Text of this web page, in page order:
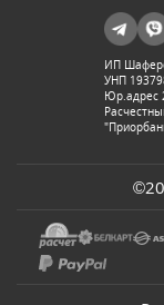
ИП
УНП
Юр.адрес